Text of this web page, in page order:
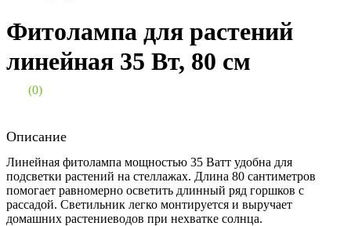
Фитолампа для растений
линейная 35 Вт, 80 см
(0)
Описание
Линейная фитолампа мощностью 35 Ватт удобна для
подсветки растений на стеллажах. Длина 80 сантиметров
помогает равномерно осветить длинный ряд горшков с
рассадой. Светильник легко монтируется и выручает
домашних растениеводов при нехватке солнца.